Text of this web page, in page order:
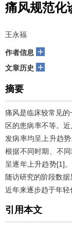
痛风规范化
王永福
作者信息 +
文章历史 +
摘要
痛风是临床较常见的
区的患病率不等。
发病率均呈上升趋
根据不同时期、不
呈逐年上升趋势[1]
随访研究的阶段数
近年来逐步趋于年轻
引用本文